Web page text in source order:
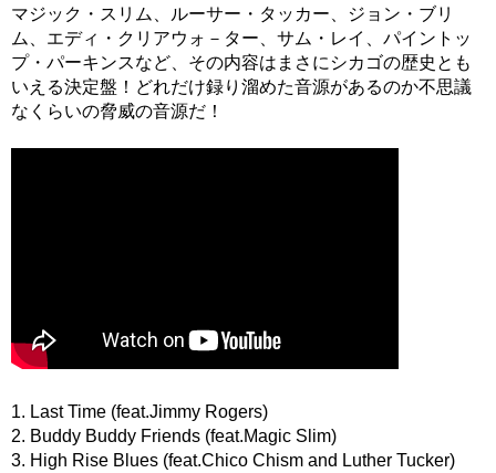
マジック・スリム、ルーサー・タッカー、ジョン・ブリ
ム、エディ・クリアウォ－ター、サム・レイ、パイントッ
プ・パーキンスなど、その内容はまさにシカゴの歴史とも
いえる決定盤！どれだけ録り溜めた音源があるのか不思議
なくらいの脅威の音源だ！
1. Last Time (feat.Jimmy Rogers)
2. Buddy Buddy Friends (feat.Magic Slim)
3. High Rise Blues (feat.Chico Chism and Luther Tucker)